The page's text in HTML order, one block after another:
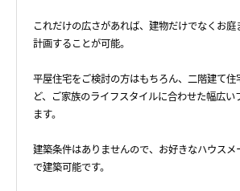
これだけの広さがあれば、建物だけでなくお庭
計画することが可能。
平屋住宅をご検討の方はもちろん、二階建て住
ど、ご家族のライフスタイルに合わせた幅広い
ます。
建築条件はありませんので、お好きなハウス
で建築可能です。